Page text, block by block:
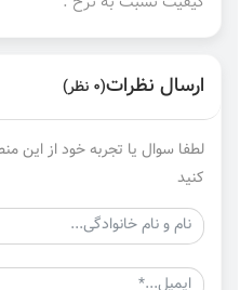
ارسال نظرات(0 نظر)
لطفا سوال یا تجربه خود از این
کنید